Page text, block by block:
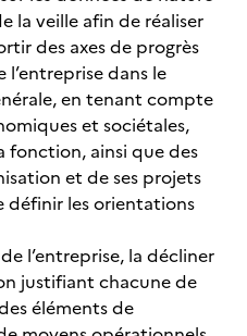
la veille afin de réaliser
des axes de progrès
l’entreprise dans le
en tenant compte
et sociétales,
fonction, ainsi que des
et de ses projets
les orientations
l’entreprise, la décliner
justifiant chacune de
éléments de